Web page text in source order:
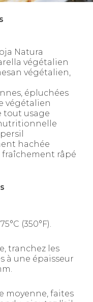
Natura
végétalien
végétalien,
épluchées
végétalien
tout usage
nutritionnelle
hachée
fraîchement râpé
(350°F).
tranchez les
à une épaisseur
moyenne, faites